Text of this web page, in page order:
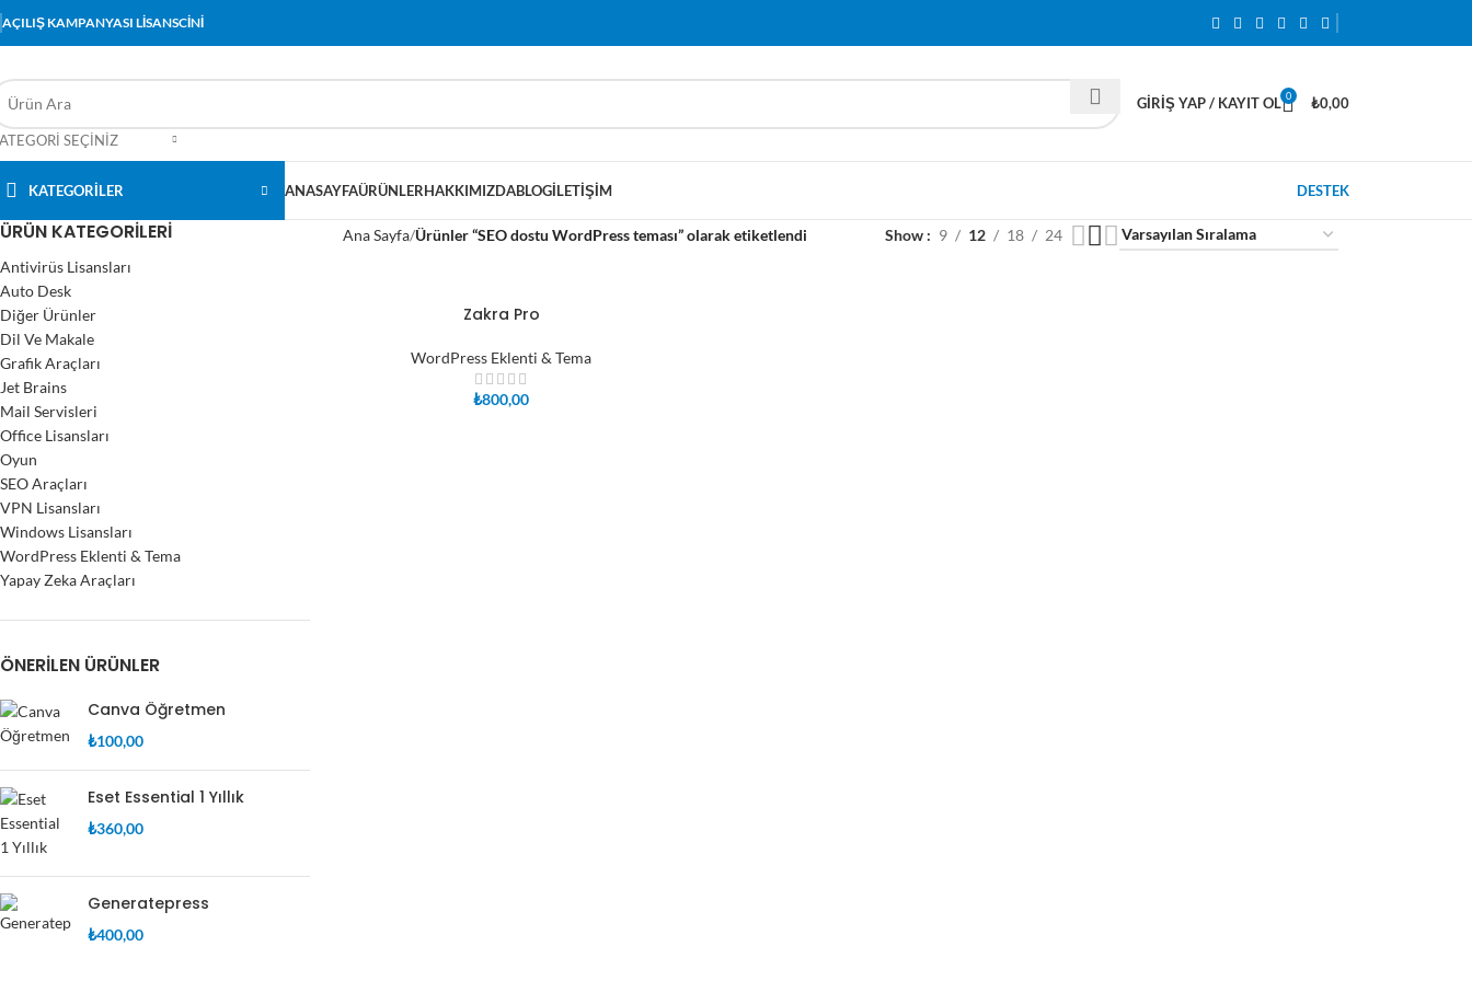
AÇILIŞ KAMPANYASI LİSANSCİNİ
SEÇINIZ
GIRIŞ YAP / KAYIT OL 0 ₺0,00
KATEGORİLER ANASAYFAÜRÜNLERHAKKIMIZDABLOGİLETIŞIM DESTEK
ÜRÜN KATEGORILERI
Antivirüs Lisansları
Auto Desk
Diğer Ürünler
Dil Ve Makale
Grafik Araçları
Jet Brains
Mail Servisleri
Office Lisansları
Oyun
SEO Araçları
VPN Lisansları
Windows Lisansları
WordPress Eklenti & Tema
Yapay Zeka Araçları
ÖNERILEN ÜRÜNLER
Canva Öğretmen
₺100,00
Eset Essential 1 Yıllık
₺360,00
Generatepress
₺400,00
Ana Sayfa Ürünler “SEO dostu WordPress teması” olarak etiketlendi Show 9 12 18 24
Zakra Pro
WordPress Eklenti & Tema
₺800,00